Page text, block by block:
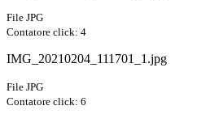
File JPG
Contatore click: 4
IMG_20210204_111701_1.jpg
File JPG
Contatore click: 6